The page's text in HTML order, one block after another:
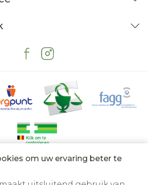
om uw ervaring beter te